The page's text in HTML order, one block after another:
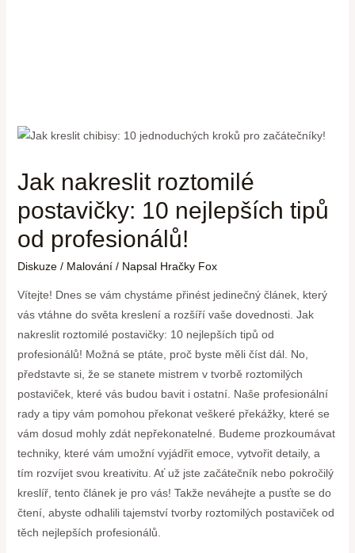
Jak nakreslit roztomilé
postavičky: 10 nejlepších tipů
od profesionálů!
Diskuze / Malování/ Napsal Hračky Fox
Vítejte! Dnes se vám chystáme přinést jedinečný článek, který
vás vtáhne do světa kreslení a rozšíří vaše dovednosti. Jak
nakreslit roztomilé postavičky: 10 nejlepších tipů od
profesionálů! Možná se ptáte, proč byste měli číst dál. No,
představte si, že se stanete mistrem v tvorbě roztomilých
postaviček, které vás budou bavit i ostatní. Naše profesionální
rady a tipy vám pomohou překonat veškeré překážky, které se
vám dosud mohly zdát nepřekonatelné. Budeme prozkoumávat
techniky, které vám umožní vyjádřit emoce, vytvořit detaily, a
tím rozvíjet svou kreativitu. Ať už jste začátečník nebo pokročilý
kreslíř, tento článek je pro vás! Takže neváhejte a pusťte se do
čtení, abyste odhalili tajemství tvorby roztomilých postaviček od
těch nejlepších profesionálů.